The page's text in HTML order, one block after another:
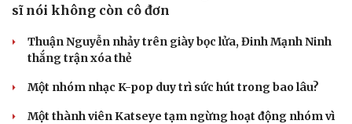
sĩ nói không còn cô đơn
Thuận Nguyễn nhảy trên giày bọc lửa, Đinh Mạnh Ninh
thắng trận xóa thẻ
Một nhóm nhạc K-pop duy trì sức hút trong bao lâu?
Một thành viên Katseye tạm ngừng hoạt động nhóm vì